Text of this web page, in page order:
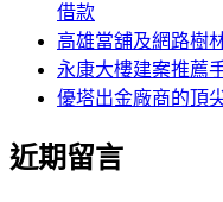
借款
高雄當舖及網路樹
永康大樓建案推薦
優塔出金廠商的頂
近期留言